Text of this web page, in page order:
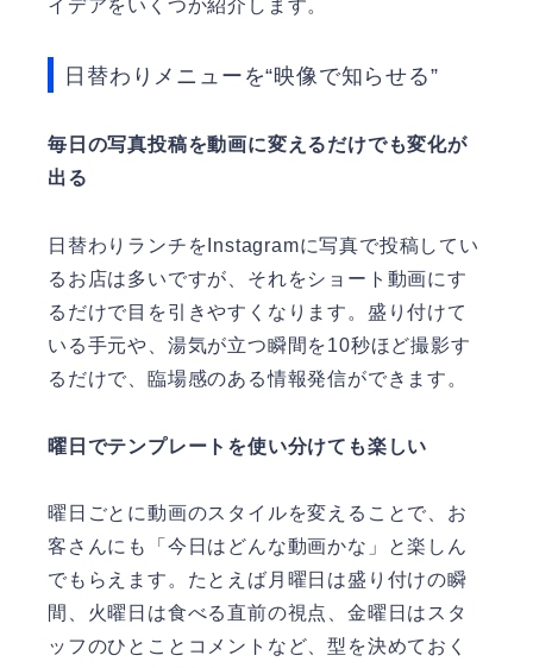
イデアをいくつか紹介します。
日替わりメニューを“映像で知らせる”
毎日の写真投稿を動画に変えるだけでも変化が
出る
日替わりランチをInstagramに写真で投稿してい
るお店は多いですが、それをショート動画にす
るだけで目を引きやすくなります。盛り付けて
いる手元や、湯気が立つ瞬間を10秒ほど撮影す
るだけで、臨場感のある情報発信ができます。
曜日でテンプレートを使い分けても楽しい
曜日ごとに動画のスタイルを変えることで、お
客さんにも「今日はどんな動画かな」と楽しん
でもらえます。たとえば月曜日は盛り付けの瞬
間、火曜日は食べる直前の視点、金曜日はスタ
ッフのひとことコメントなど、型を決めておく